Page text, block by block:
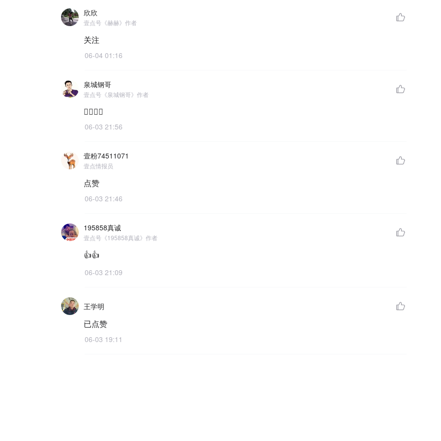
欣欣
壹点号《赫赫》作者
关注
06-04 01:16
泉城钢哥
壹点号《泉城钢哥》作者
👌🏻👌🏻
06-03 21:56
壹粉74511071
壹点情报员
点赞
06-03 21:46
195858真诚
壹点号《195858真诚》作者
👍👍
06-03 21:09
王学明
已点赞
06-03 19:11